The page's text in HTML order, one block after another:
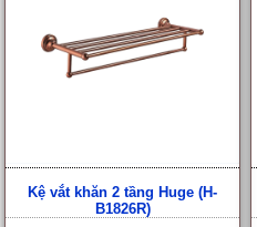
Kệ vắt khăn 2 tầng Huge (H-
B1826R)